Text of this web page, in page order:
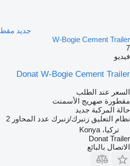
W-Bogie Cement Trailer
7
فيديو
Donat W-Bogie Cement Trailer
السعر عند الطلب
مقطورة صهريج الأسمنت
حالة المركبة جديد
نظام التعليق زنبرك/زنبرك عدد المحاور 2
تركيا، Konya
Donat Trailer
الاتصال بالبائع